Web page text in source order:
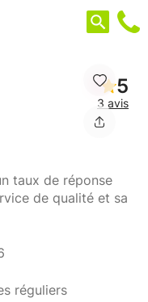
5
3 avis
taux de réponse
de qualité et sa
réguliers